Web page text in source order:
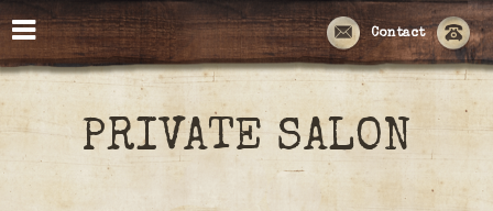
Contact
PRIVATE SALON